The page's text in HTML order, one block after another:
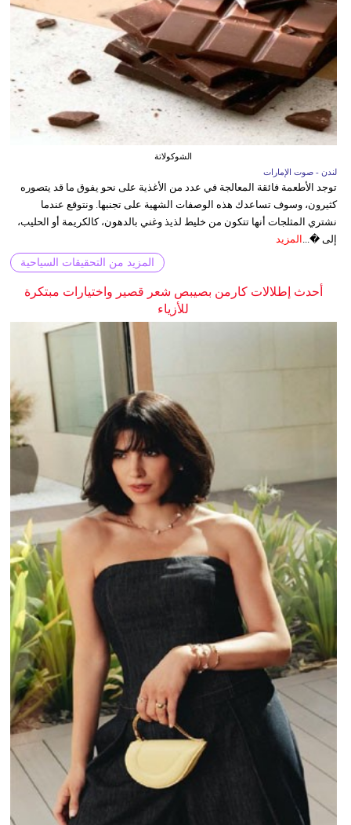
الشوكولاتة
لندن - صوت الإمارات
توجد الأطعمة فائقة المعالجة في عدد من الأغذية على نحو يفوق ما قد يتصوره
كثيرون، وسوف تساعدك هذه الوصفات الشهية على تجنبها. ونتوقع عندما
نشتري المثلجات أنها تتكون من خليط لذيذ وغني بالدهون، كالكريمة أو الحليب،
إلى �... المزيد
المزيد من التحقيقات السياحية
أحدث إطلالات كارمن بصيبص شعر قصير واختيارات مبتكرة
للأزياء